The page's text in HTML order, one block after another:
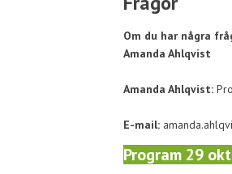
Om du har några
Amanda Ahlqvist
Amanda Ahlqvist:
E-mail:
Program 29